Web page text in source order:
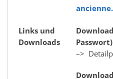
Links und
Downloads
Passwort)
–>